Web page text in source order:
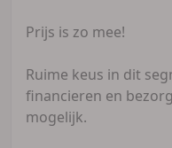
Prijs is zo mee!
Ruime keus in dit
financieren en
mogelijk.